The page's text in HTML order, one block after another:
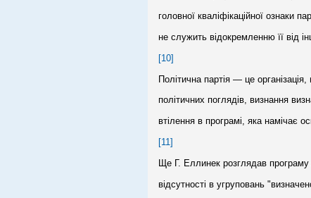
головної кваліфікаційної ознаки
не служить відокремленню її від
[10]
Політична партія — це
політичних поглядів, визнання
втілення в програмі, яка намічає
[11]
Ще Г. Еллинек розглядав програму
відсутності в угруповань